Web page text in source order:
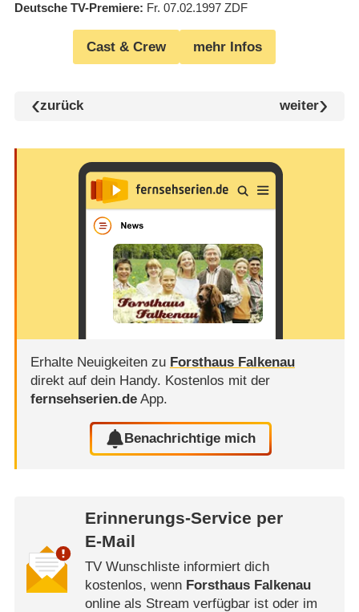
Deutsche TV-Premiere Fr. 07.02.1997 ZDF
Cast & Crew mehr Infos
zurück weiter
Erhalte Neuigkeiten zu Forsthaus Falkenau
direkt auf dein Handy. Kostenlos mit der
fernsehserien.deApp.
Benachrichtige mich
Erinnerungs-Service per
E-Mail
TV Wunschliste informiert dich
kostenlos, wenn Forsthaus Falkenau
online als Stream verfügbar ist oder im